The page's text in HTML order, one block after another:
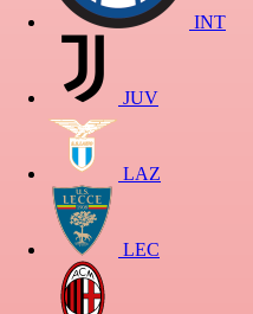
INT
JUV
LAZ
LEC